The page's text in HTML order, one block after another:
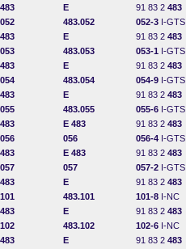
483
052
E
483.052
91 83 2 483
052-3 I-GTS
483
053
E
483.053
91 83 2 483
053-1 I-GTS
483
054
E
483.054
91 83 2 483
054-9 I-GTS
483
055
E
483.055
91 83 2 483
055-6 I-GTS
483
056
E 483
056
91 83 2 483
056-4 I-GTS
483
057
E 483
057
91 83 2 483
057-2 I-GTS
483
101
E
483.101
91 83 2 483
101-8 I-NC
483
102
E
483.102
91 83 2 483
102-6 I-NC
483
E
91 83 2 483